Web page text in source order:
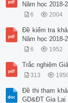
Năm học
6 2004
Đề kiểm tra
Năm học
6 1952
Trắc nghiệm
313
Đề thi tham
GD&ĐT Gia Lai